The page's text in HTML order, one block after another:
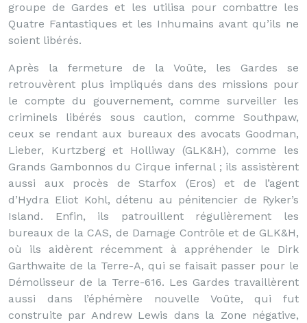
groupe de Gardes et les utilisa pour combattre les
Quatre Fantastiques et les Inhumains avant qu’ils ne
soient libérés.
Après la fermeture de la Voûte, les Gardes se
retrouvèrent plus impliqués dans des missions pour
le compte du gouvernement, comme surveiller les
criminels libérés sous caution, comme Southpaw,
ceux se rendant aux bureaux des avocats Goodman,
Lieber, Kurtzberg et Holliway (GLK&H), comme les
Grands Gambonnos du Cirque infernal ; ils assistèrent
aussi aux procès de Starfox (Eros) et de l’agent
d’Hydra Eliot Kohl, détenu au pénitencier de Ryker’s
Island. Enfin, ils patrouillent régulièrement les
bureaux de la CAS, de Damage Contrôle et de GLK&H,
où ils aidèrent récemment à appréhender le Dirk
Garthwaite de la Terre-A, qui se faisait passer pour le
Démolisseur de la Terre-616. Les Gardes travaillèrent
aussi dans l’éphémère nouvelle Voûte, qui fut
construite par Andrew Lewis dans la Zone négative,